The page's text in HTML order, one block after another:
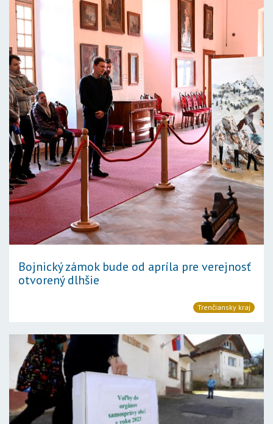
Bojnický zámok bude od apríla pre verejnosť
otvorený dlhšie
Trenčiansky kraj